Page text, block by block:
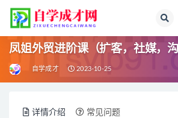
凤姐外贸进阶课（扩客，社媒，
自学成才 2023-10-25
详情介绍 常见问题